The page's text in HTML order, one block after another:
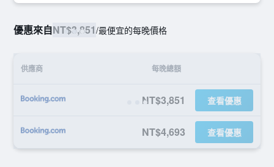
優惠來自NT$3,851/最便宜的每晚價格
供應商 每晚總額
NT$3,851 查看優惠
NT$4,693 查看優惠